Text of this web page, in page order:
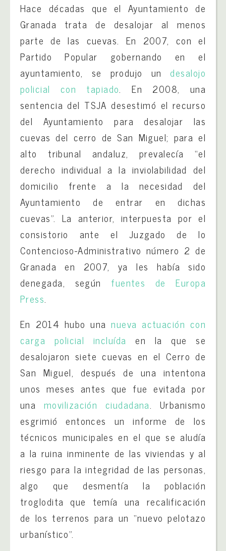
Hace décadas que el Ayuntamiento de
Granada trata de desalojar al menos
parte de las cuevas. En 2007, con el
Partido Popular gobernando en el
ayuntamiento, se produjo un desalojo
policial con tapiado. En 2008, una
sentencia del TSJA desestimó el recurso
del Ayuntamiento para desalojar las
cuevas del cerro de San Miguel; para el
alto tribunal andaluz, prevalecía “el
derecho individual a la inviolabilidad del
domicilio frente a la necesidad del
Ayuntamiento de entrar en dichas
cuevas”. La anterior, interpuesta por el
consistorio ante el Juzgado de lo
Contencioso-Administrativo número 2 de
Granada en 2007, ya les había sido
denegada, según fuentes de Europa
Press.
En 2014 hubo unanueva actuación con
carga policial incluída en la que se
desalojaron siete cuevas en el Cerro de
San Miguel, después de una intentona
unos meses antes que fue evitada por
una movilización ciudadana. Urbanismo
esgrimió entonces un informe de los
técnicos municipales en el que se aludía
a la ruina inminente de las viviendas y al
riesgo para la integridad de las personas,
algo que desmentía la población
troglodita que temía una recalificación
de los terrenos para un “nuevo pelotazo
urbanístico”.